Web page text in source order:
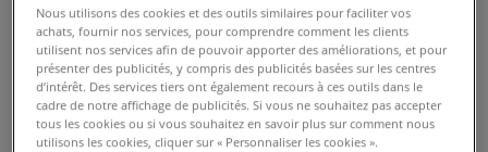
Nous utilisons des cookies et des outils similaires pour faciliter vos
achats, fournir nos services, pour comprendre comment les clients
utilisent nos services afin de pouvoir apporter des améliorations, et pour
présenter des publicités, y compris des publicités basées sur les centres
d’intérêt. Des services tiers ont également recours à ces outils dans le
cadre de notre affichage de publicités. Si vous ne souhaitez pas accepter
tous les cookies ou si vous souhaitez en savoir plus sur comment nous
utilisons les cookies, cliquer sur « Personnaliser les cookies ».